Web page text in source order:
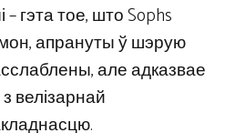
гэта тое, што Sophs
апрануты ў шэрую
але адказвае
велізарнай